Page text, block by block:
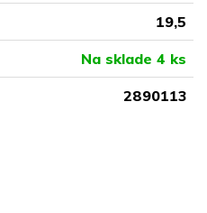
19,5
Na sklade 4 ks
2890113